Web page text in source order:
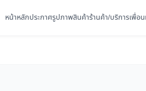
หน้าหลักประกาศรูปภาพสินค้าร้านค้า/บริการเพื่อ